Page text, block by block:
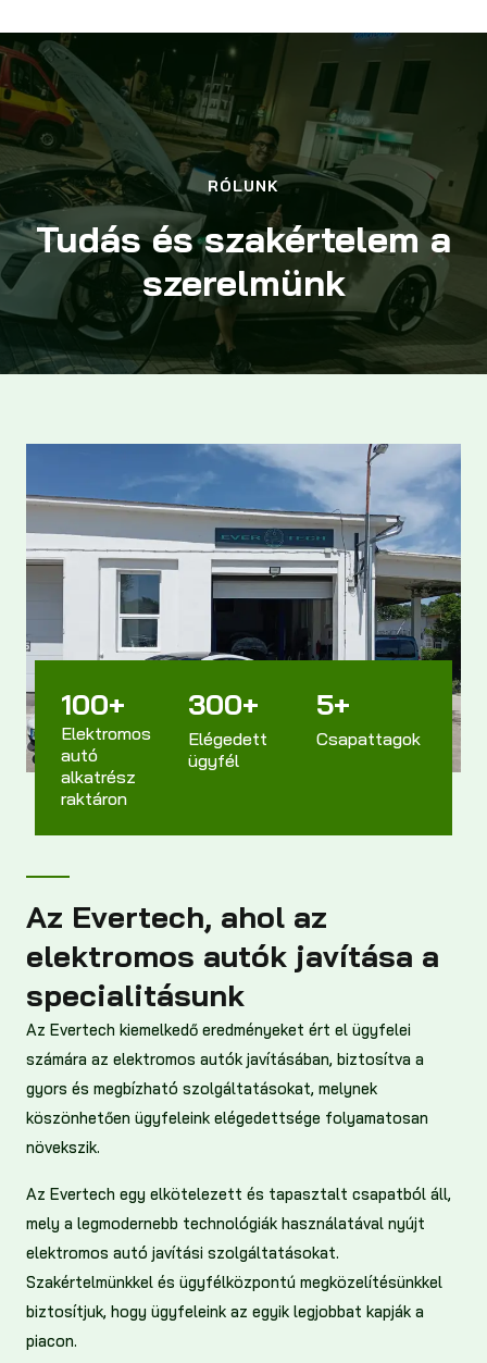
RÓLUNK
Tudás és szakértelem a
szerelmünk
100+
Elektromos
autó
alkatrész
raktáron
300+
Elégedett
ügyfél
5+
Csapattagok
Az Evertech, ahol az
elektromos autók javítása a
specialitásunk
Az Evertech kiemelkedő eredményeket ért el ügyfelei
számára az elektromos autók javításában, biztosítva a
gyors és megbízható szolgáltatásokat, melynek
köszönhetően ügyfeleink elégedettsége folyamatosan
növekszik.
Az Evertech egy elkötelezett és tapasztalt csapatból áll,
mely a legmodernebb technológiák használatával nyújt
elektromos autó javítási szolgáltatásokat.
Szakértelmünkkel és ügyfélközpontú megközelítésünkkel
biztosítjuk, hogy ügyfeleink az egyik legjobbat kapják a
piacon.